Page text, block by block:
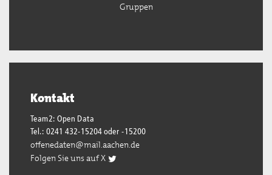
Gruppen
Kontakt
Team2: Open Data
Tel.: 0241 432-15204 oder -15200
offenedaten@mail.aachen.de
Folgen Sie uns auf X